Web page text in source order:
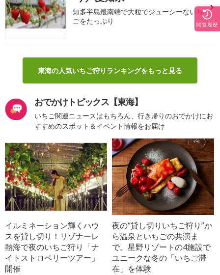
知多半島最南端で大粒でジューシーないち
ごをたっぷり
東海の人気いちご狩りランキングをもっと見る
おでかけトピックス【東海】
いちご関連ニュースはもちろん、行き帰りのおでかけにお
すすめのスポット＆イベント情報をお届け
イルミネーション輝くハウ
スを貸し切り！リゾナーレ
熱海で夜のいちご狩り「ナ
イトストロベリーツアー」
開催
夜の“貸し切りいちご狩り”か
ら温泉といちごの共演ま
で。星野リゾートの4施設で
ユニークな冬の「いちご滞
在」を体験
閲覧履歴